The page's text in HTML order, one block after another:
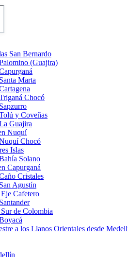
San Bernardo
(Guajira)
Marta
Chocó
y Coveñas
Guajira
Nuquí
Chocó
Islas
Solano
Capurganá
Cristales
Agustín
Cafetero
de Colombia
a los Llanos Orientales desde